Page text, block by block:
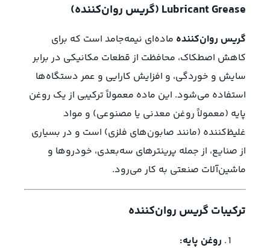
Lubricant Grease (گریس روان‌کننده)
گریس روان‌کننده ماده‌ای نیمه‌جامد است که برای
کاهش اصطکاک، محافظت از قطعات مکانیکی در برابر
سایش و خوردگی، و افزایش کارایی و عمر دستگاه‌ها
استفاده می‌شود. این ماده معمولاً ترکیبی از یک روغن
پایه (معمولاً روغن معدنی یا مصنوعی) و مواد
غلیظ‌کننده (مانند صابون‌های فلزی) است و در بسیاری
از صنایع، از جمله پرینترهای سه‌بعدی، خودروها و
ماشین‌آلات صنعتی به کار می‌رود.
ترکیبات گریس روان‌کننده
روغن پایه: